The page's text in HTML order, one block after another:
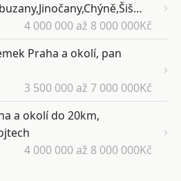
4 000 000 až 8 000 000Kč
Praha a okolí, pan
3 500 000 až 7 000 000Kč
a okolí do 20km,
4 000 000 až 8 000 000Kč